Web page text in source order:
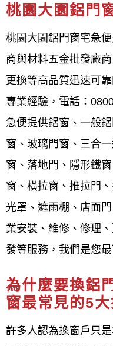
廠商，該公司在該地
驗，並強調客戶滿意
質產品，且強調「珍
每一次工作」，可見
評分高的原因
多年經驗與專業
有超過40年的專
夠精準掌握細節。
品質至上 ： 從材
節都層層把關，
客戶滿意導向：
最大的責任」的
桃園大園鋁門
桃園大園鋁門窗宅急
商與材料五金批發廠
更換等高品質迅速可
專業經驗，電話：
急便提供鋁窗、一般
窗、玻璃門窗、三合
窗、落地門、隱形鐵
窗、橫拉窗、推拉門
光罩、遮雨棚、店面
業安裝、維修、修理
發等服務，我們是您最
為什麼要換鋁
窗最常見的5
許多人認為換窗戶只